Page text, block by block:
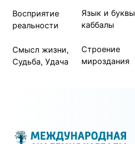
Восприятие
реальности
Смысл жизни,
Судьба, Удача
Язык и буквы
каббалы
Строение
мироздания